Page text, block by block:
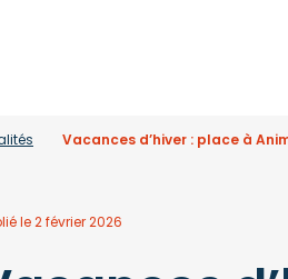
Vacances d’hiver : place à
le 2 février 2026